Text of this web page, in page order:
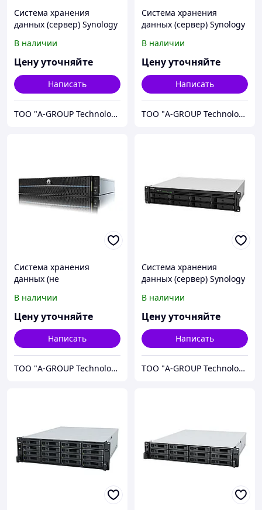
Система хранения
данных (сервер) Synology
В наличии
Цену уточняйте
Написать
ТОО "A-GROUP Technologies"
Система хранения
данных (сервер) Synology
В наличии
Цену уточняйте
Написать
ТОО "A-GROUP Technologies"
Система хранения
данных (не
Huawei 5220-S-L-96G-AC
OceanStor 5220
В наличии
Цену уточняйте
Написать
ТОО "A-GROUP Technologies"
Система хранения
данных (сервер) Synology
В наличии
Цену уточняйте
Написать
ТОО "A-GROUP Technologies"